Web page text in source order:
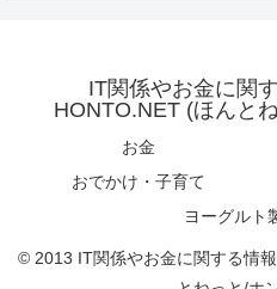
IT関係やお金に関
HONTO.NET (ほんと
お金
おでかけ・子育て
ヨーグルト
© 2013 IT関係やお金に関する情